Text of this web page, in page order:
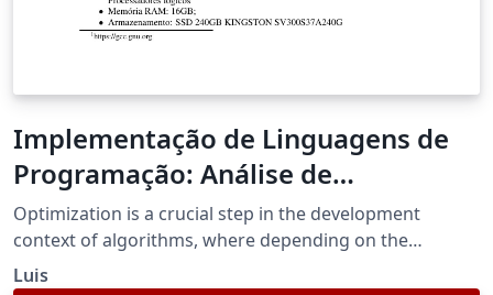
Implementação de Linguagens de
Programação: Análise de
otimizações em algoritmo com GCC
Optimization is a crucial step in the development
context of algorithms, where depending on the
purpose, different levels of optimization can be applied.
Luis